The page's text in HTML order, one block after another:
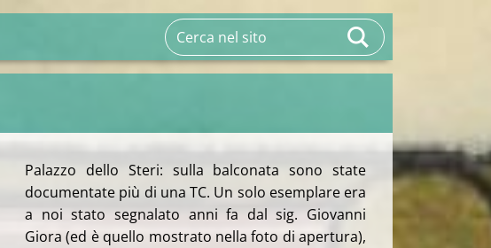
Palazzo dello Steri: sulla balconata sono state
documentate più di una TC. Un solo esemplare era
a noi stato segnalato anni fa dal sig. Giovanni
Giora (ed è quello mostrato nella foto di apertura),